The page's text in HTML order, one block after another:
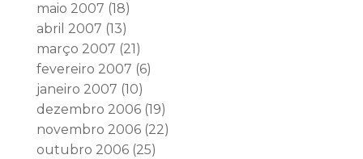
maio 2007 (18)
abril 2007 (13)
março 2007 (21)
fevereiro 2007 (6)
janeiro 2007 (10)
dezembro 2006(19)
novembro 2006(22)
outubro 2006(25)